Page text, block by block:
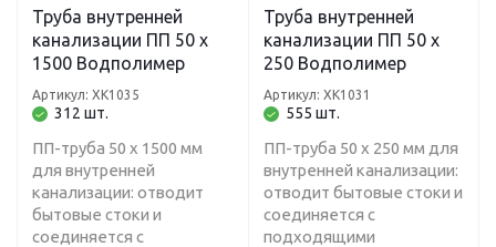
Труба внутренней
канализации ПП 50 х
1500 Водполимер
312 шт.
Артикул: ХК1035
ПП-труба 50 х 1500 мм
для внутренней
канализации: отводит
бытовые стоки и
соединяется с
Труба внутренней
канализации ПП 50 х
250 Водполимер
555 шт.
Артикул: ХК1031
ПП-труба 50 х 250 мм для
внутренней канализации:
отводит бытовые стоки и
соединяется с
подходящими